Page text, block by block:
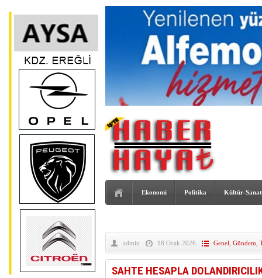
Ekonomi Politika Kültür-Sanat
admin 18 Ocak 2026 Genel Gündem
SAHTE HESAPLA